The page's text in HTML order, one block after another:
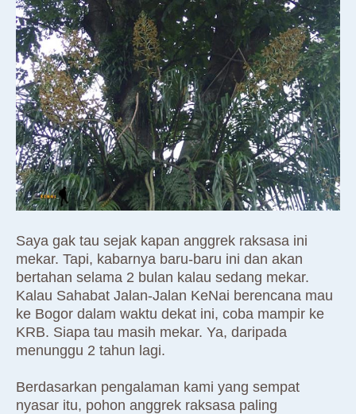
Saya gak tau sejak kapan anggrek raksasa ini
mekar. Tapi, kabarnya baru-baru ini dan akan
bertahan selama 2 bulan kalau sedang mekar.
Kalau Sahabat Jalan-Jalan KeNai berencana mau
ke Bogor dalam waktu dekat ini, coba mampir ke
KRB. Siapa tau masih mekar. Ya, daripada
menunggu 2 tahun lagi.
Berdasarkan pengalaman kami yang sempat
nyasar itu, pohon anggrek raksasa paling